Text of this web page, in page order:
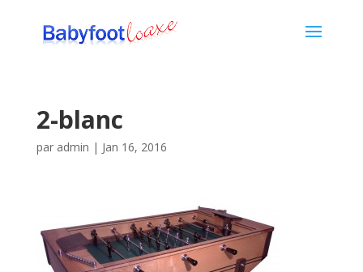
2-blanc
par admin | Jan 16, 2016